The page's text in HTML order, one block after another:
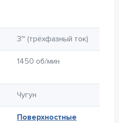
3~ (трёхфазный ток)
1450 об/мин
Чугун
Поверхностные